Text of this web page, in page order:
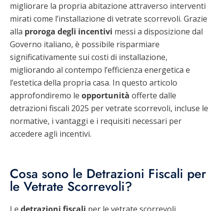
migliorare la propria abitazione attraverso interventi
mirati come l’installazione di vetrate scorrevoli. Grazie
alla proroga degli incentivi messi a disposizione dal
Governo italiano, è possibile risparmiare
significativamente sui costi di installazione,
migliorando al contempo l’efficienza energetica e
l’estetica della propria casa. In questo articolo
approfondiremo le opportunità offerte dalle
detrazioni fiscali 2025 per vetrate scorrevoli, incluse le
normative, i vantaggi e i requisiti necessari per
accedere agli incentivi.
Cosa sono le Detrazioni Fiscali per
le Vetrate Scorrevoli?
Le detrazioni fiscali per le vetrate scorrevoli